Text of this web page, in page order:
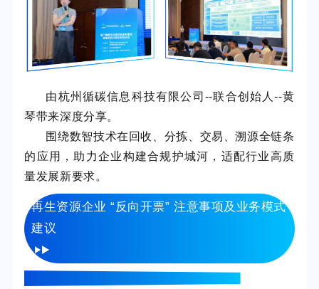
由杭州循碳信息科技有限公司--联合创始人--黄
琴带来深度分享。
围绕数智技术在回收、分拣、交易、溯源全链条
的应用，助力企业构建合规护城河，适配行业高质
量发展新要求。
再生资源企业 “反向开票” 注意事项及业务模式
建议